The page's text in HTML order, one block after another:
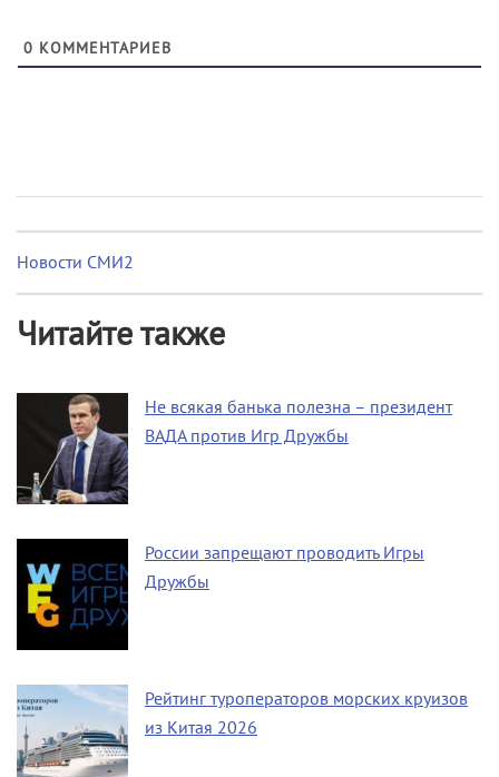
0 КОММЕНТАРИЕВ
Новости СМИ2
Читайте также
Не всякая банька полезна – президент
ВАДА против Игр Дружбы
России запрещают проводить Игры
Дружбы
Рейтинг туроператоров морских круизов
из Китая 2026